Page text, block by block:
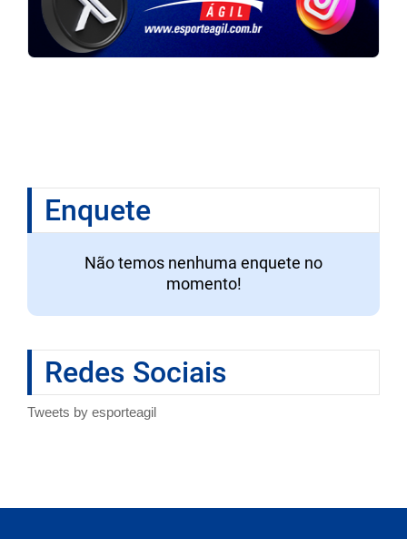
Enquete
Não temos nenhuma enquete no
momento!
Redes Sociais
Tweets by esporteagil